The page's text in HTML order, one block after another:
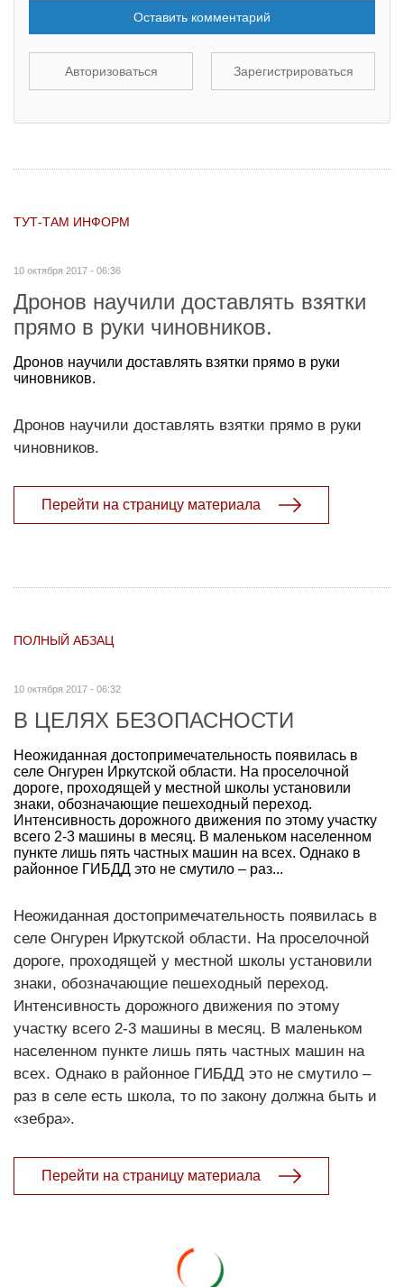
Оставить комментарий
Авторизоваться Зарегистрироваться
ТУТ-ТАМ ИНФОРМ
10 октября 2017 - 06:36
Дронов научили доставлять взятки
прямо в руки чиновников.
Дронов научили доставлять взятки прямо в руки
чиновников.
Дронов научили доставлять взятки прямо в руки
чиновников.
Перейти на страницу материала
ПОЛНЫЙ АБЗАЦ
10 октября 2017 - 06:32
В ЦЕЛЯХ БЕЗОПАСНОСТИ
Неожиданная достопримечательность появилась в
селе Онгурен Иркутской области. На проселочной
дороге, проходящей у местной школы установили
знаки, обозначающие пешеходный переход.
Интенсивность дорожного движения по этому участку
всего 2-3 машины в месяц. В маленьком населенном
пункте лишь пять частных машин на всех. Однако в
районное ГИБДД это не смутило – раз...
Неожиданная достопримечательность появилась в
селе Онгурен Иркутской области. На проселочной
дороге, проходящей у местной школы установили
знаки, обозначающие пешеходный переход.
Интенсивность дорожного движения по этому
участку всего 2-3 машины в месяц. В маленьком
населенном пункте лишь пять частных машин на
всех. Однако в районное ГИБДД это не смутило –
раз в селе есть школа, то по закону должна быть и
«зебра».
Перейти на страницу материала